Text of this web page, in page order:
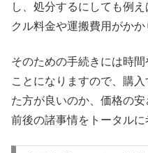
し、処分するにしても例
クル料金や運搬費用がかか
そのための手続きには時
ことになりますので、購
た方が良いのか、価格の
前後の諸事情をトータルに